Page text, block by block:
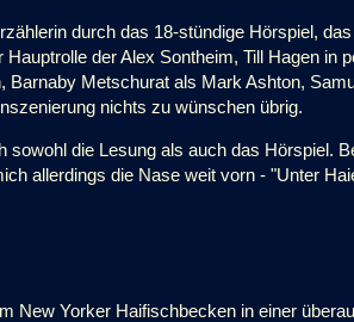
durch das 18-stündige Hörspiel,
Hauptrolle der Alex Sontheim, Till Hagen in
Barnaby Metschurat als Mark Ashton,
nichts zu wünschen übrig.
sowohl die Lesung als auch das Hörspiel.
allerdings die Nase weit vorn - "Unter
New Yorker Haifischbecken in einer